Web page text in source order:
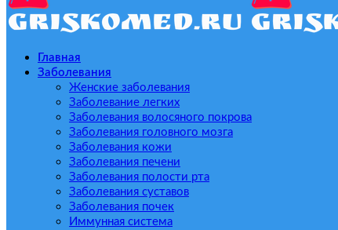
Главная
Заболевания
Женские заболевания
Заболевание легких
Заболевания волосяного покрова
Заболевания головного мозга
Заболевания кожи
Заболевания печени
Заболевания полости рта
Заболевания суставов
Заболевания почек
Иммунная система